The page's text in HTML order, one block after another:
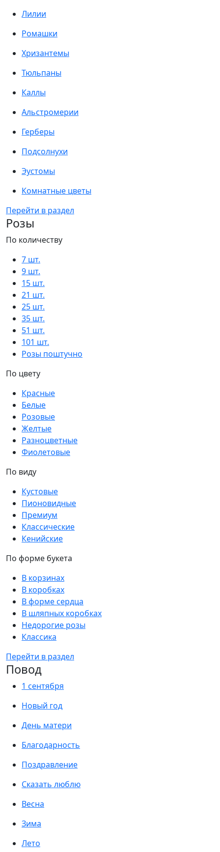
Лилии
Ромашки
Хризантемы
Тюльпаны
Каллы
Альстромерии
Герберы
Подсолнухи
Эустомы
Комнатные цветы
Перейти в раздел
Розы
По количеству
7 шт.
9 шт.
15 шт.
21 шт.
25 шт.
35 шт.
51 шт.
101 шт.
Розы поштучно
По цвету
Красные
Белые
Розовые
Желтые
Разноцветные
Фиолетовые
По виду
Кустовые
Пионовидные
Премиум
Классические
Кенийские
По форме букета
В корзинах
В коробках
В форме сердца
В шляпных коробках
Недорогие розы
Классика
Перейти в раздел
Повод
1 сентября
Новый год
День матери
Благодарность
Поздравление
Сказать люблю
Весна
Зима
Лето